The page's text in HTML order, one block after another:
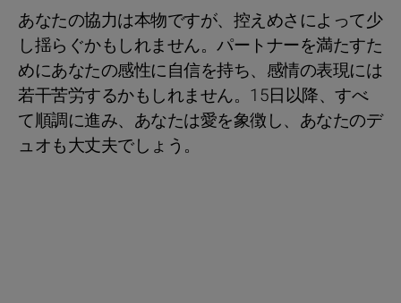
あなたの協力は本物ですが、控えめさによって少
し揺らぐかもしれません。パートナーを満たすた
めにあなたの感性に自信を持ち、感情の表現には
若干苦労するかもしれません。15日以降、すべ
て順調に進み、あなたは愛を象徴し、あなたのデ
ュオも大丈夫でしょう。